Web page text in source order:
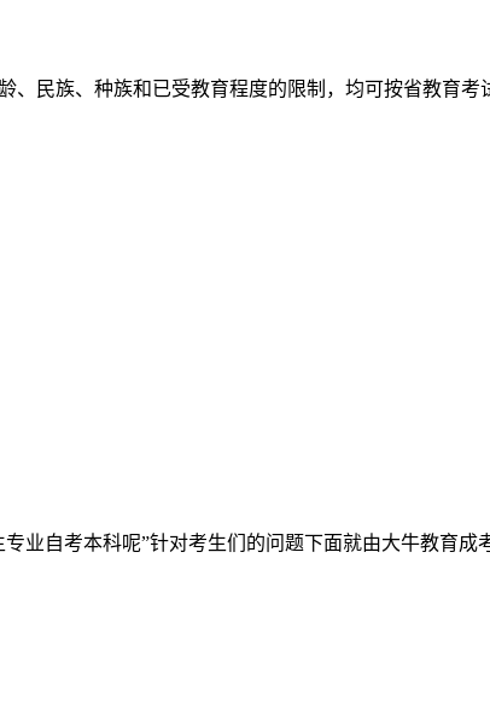
、民族、种族和已受教育程度的限制，均可按省教育
业自考本科呢”针对考生们的问题下面就由大牛教育